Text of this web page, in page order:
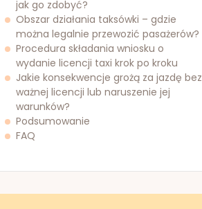
jak go zdobyć?
Obszar działania taksówki – gdzie
można legalnie przewozić pasażerów?
Procedura składania wniosku o
wydanie licencji taxi krok po kroku
Jakie konsekwencje grożą za jazdę bez
ważnej licencji lub naruszenie jej
warunków?
Podsumowanie
FAQ